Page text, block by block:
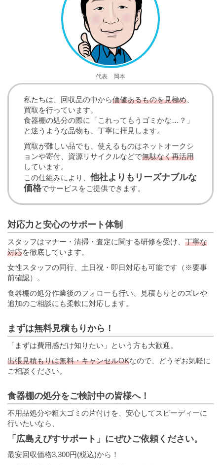
代表 岡本
私たちは、回収品の中から価値あるものを見極め
買取を行っています。
食器棚の処分の際に「これってもうゴミかな…？」
と迷うような品物も、丁寧に拝見します。
買取が難しい品でも、使えるものはネットオークシ
ョンや寄付、資源リサイクルなどで無駄なく再活用
しています。
この仕組みにより、 他社よりもリーズナブルな
価格でサービスをご提供できます。
対応力と安心のサポート体制
スタッフはマナー・清掃・査定に関する研修を受け、 丁寧な
対応を徹底しています。
女性スタッフの同行、土日祝・即日対応も可能です（※要事
前確認）。
食器棚の処分作業後のフォローも行い、見積もりとのズレや
追加のご相談にも柔軟に対応します。
まずは無料見積もりから！
「まずは費用感だけ知りたい」という方も大歓迎。
出張見積もりは無料・キャンセルOKなので、どうぞお気軽に
ご相談ください。
食器棚の処分をご検討中の皆様へ！
不用品処分や粗大ゴミの片付けを、安心してスピーディーに
行いたいなら、
「広島えびすサポート」にぜひご依頼ください。
最安回収価格3,300円(税込)から！